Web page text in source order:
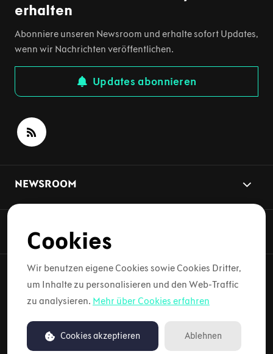
erhalten
Abonniere unseren Newsroom und erhalte sofort Updates,
wenn wir Nachrichten veröffentlichen.
Updates abonnieren
NEWSROOM
Copyright © 2026 Lynk & Co. Alle Rechte vorbehalten.
Nutzungsbedingungen
Cookies
Wir benutzen eigene Cookies sowie Cookies Dritter,
um Inhalte zu personalisieren und den Web-Traffic
zu analysieren. Mehr über Cookies erfahren
Cookies akzeptieren Ablehnen